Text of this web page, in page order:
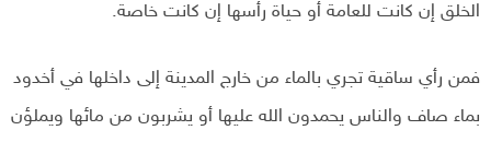
الخلق إن كانت للعامة أو حياة رأسها إن كانت خاصة.
فمن رأي ساقية تجري بالماء من خارج المدينة إلى داخلها في أخدود
بماء صاف والناس يحمدون الله عليها أو يشربون من مائها ويملؤن